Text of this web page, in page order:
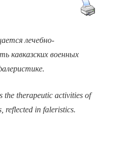
лечебно-
кавказских военных
the therapeutic activities of
reflected in faleristics.